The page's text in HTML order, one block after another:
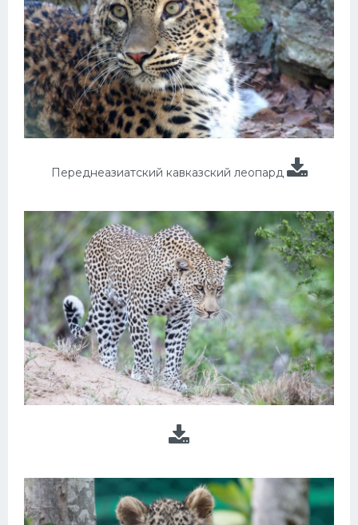
Переднеазиатский кавказский леопард